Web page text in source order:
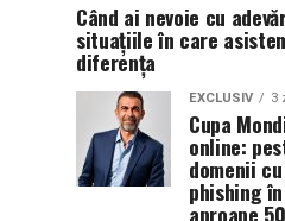
Când ai nevoie cu
situațiile în care
diferența
EXCLUSIV 3
Cupa
online:
domenii
phishing
aproape